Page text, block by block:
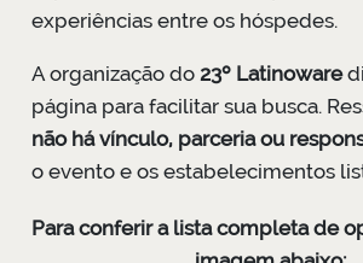
experiências entre os hóspedes.
A organização do 23º Latinoware
página para facilitar sua busca.
não há vínculo, parceria ou
o evento e os estabelecimentos
Para conferir a lista completa de